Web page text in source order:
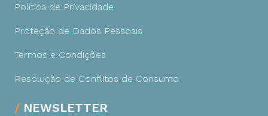
Política de Privacidade
Proteção de Dados Pessoais
Termos e Condições
Resolução de Conflitos de Consumo
NEWSLETTER